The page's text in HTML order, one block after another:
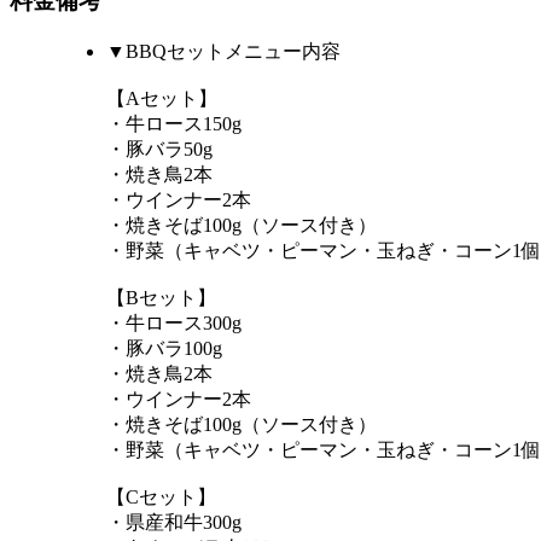
▼BBQセットメニュー内容
【Aセット】
・牛ロース150g
・豚バラ50g
・焼き鳥2本
・ウインナー2本
・焼きそば100g（ソース付き）
・野菜（キャベツ・ピーマン・玉ねぎ・コーン1個
【Bセット】
・牛ロース300g
・豚バラ100g
・焼き鳥2本
・ウインナー2本
・焼きそば100g（ソース付き）
・野菜（キャベツ・ピーマン・玉ねぎ・コーン1個
【Cセット】
・県産和牛300g